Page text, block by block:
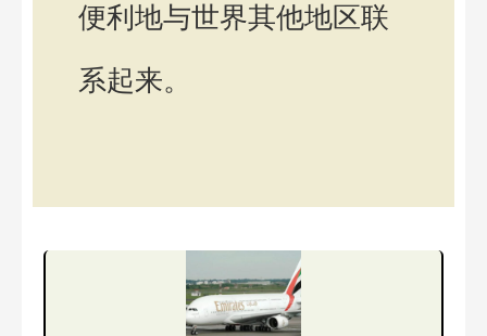
便利地与世界其他地区联
系起来。